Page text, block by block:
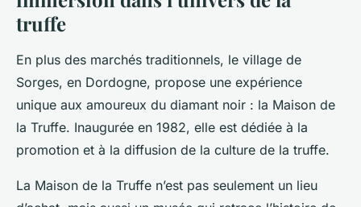
truffe
En plus des marchés traditionnels, le village de
Sorges, en Dordogne, propose une expérience
unique aux amoureux du diamant noir : la Maison de
la Truffe. Inaugurée en 1982, elle est dédiée à la
promotion et à la diffusion de la culture de la truffe.
La Maison de la Truffe n’est pas seulement un lieu